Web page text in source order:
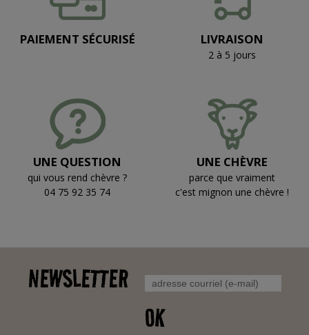
PAIEMENT SÉCURISÉ LIVRAISON
2 à 5 jours
UNE QUESTION
qui vous rend chèvre ?
04 75 92 35 74
UNE CHÈVRE
parce que vraiment
c'est mignon une chèvre !
NEWSLETTER
OK